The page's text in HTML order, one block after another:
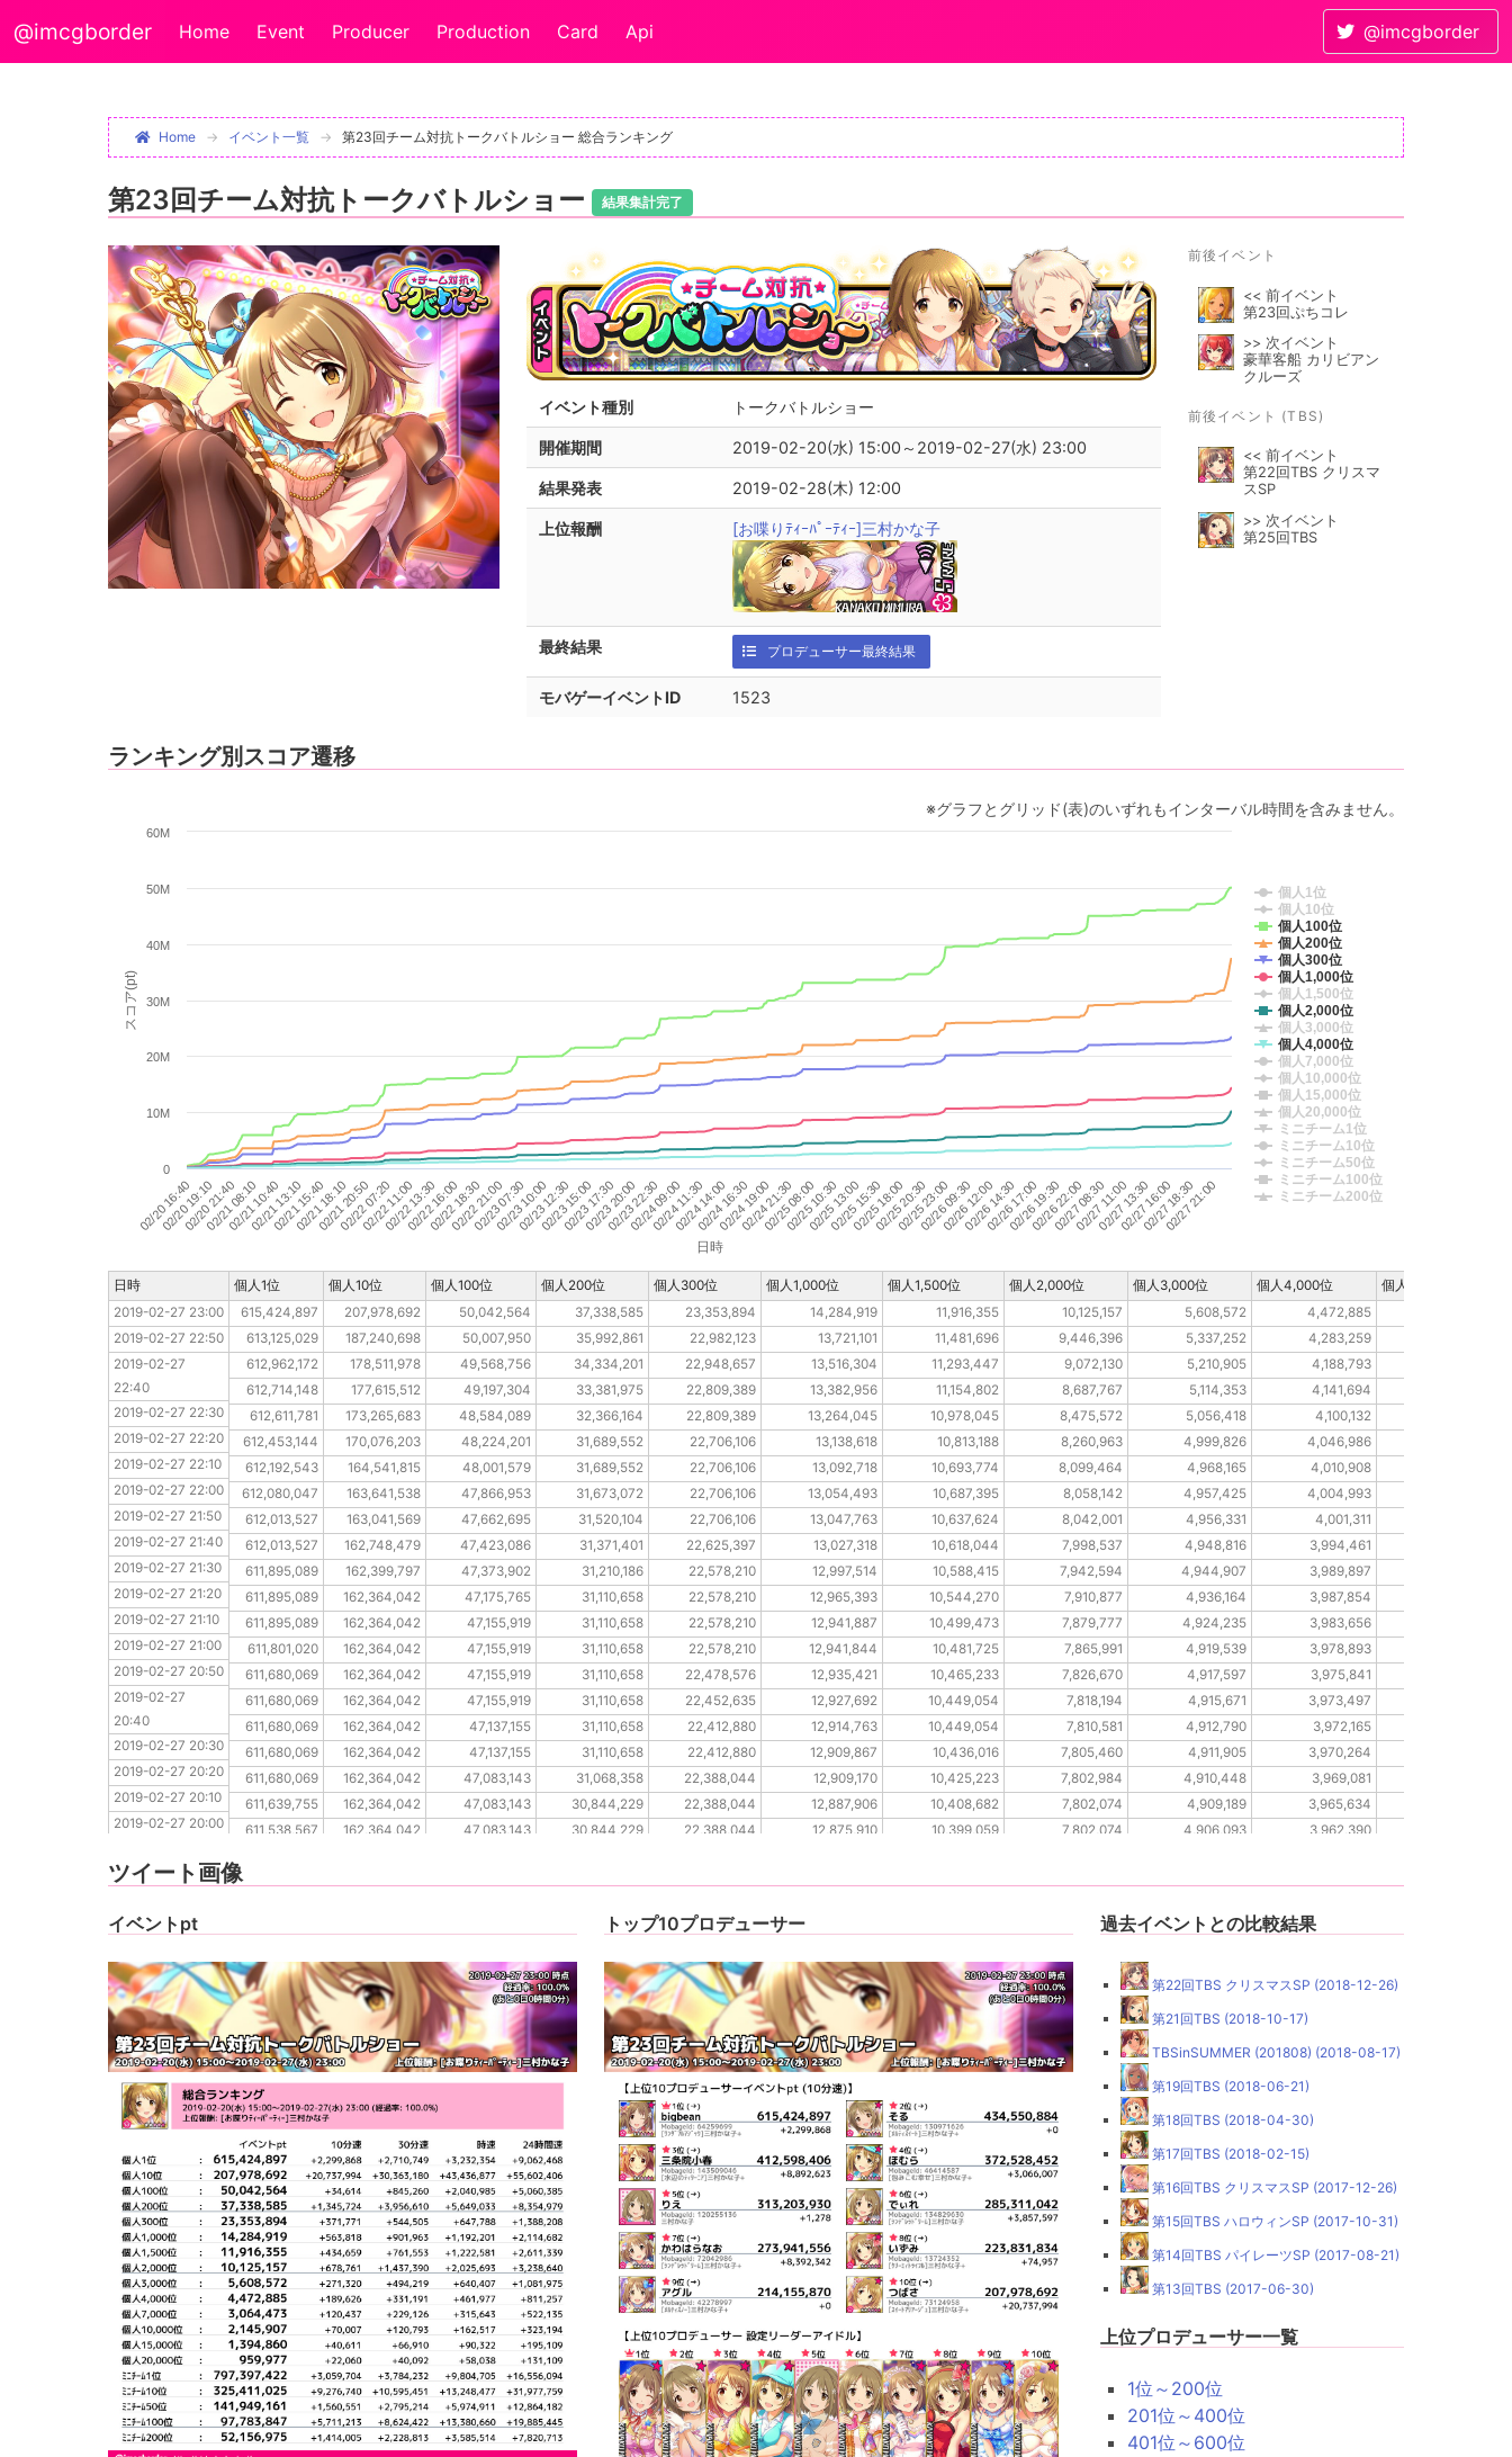
@imcgborder Home Event Producer Production Card Api @imcgborder
Home イベント一覧 第23回チーム対抗トークバトルショー 総合ランキング
第23回チーム対抗トークバトルショー 結果集計完了
イベント種別 トークバトルショー
開催期間 2019-02-20(水) 15:00～2019-02-27(水) 23:00
結果発表 2019-02-28(木) 12:00
上位報酬 [お喋りﾃｨｰﾊﾟｰﾃｨｰ]三村かな子
最終結果 プロデューサー最終結果
モバゲーイベントID 1523
前後イベント
<< 前イベント
第23回ぷちコレ
>> 次イベント
豪華客船 カリビアン
クルーズ
前後イベント (TBS)
<< 前イベント
第22回TBS クリスマ
スSP
>> 次イベント
第25回TBS
ランキング別スコア遷移
※グラフとグリッド(表)のいずれもインターバル時間を含みません。
日時
スコア(pt)
個人1位
個人10位
個人100位
個人200位
個人300位
個人1,000位
個人1,500位
個人2,000位
個人3,000位
個人4,000位
個人7,000位
個人10,000位
個人15,000位
個人20,000位
ミニチーム1位
ミニチーム10位
ミニチーム50位
ミニチーム100位
ミニチーム200位
02/20 16:40
02/20 19:10
02/20 21:40
02/21 08:10
02/21 10:40
02/21 13:10
02/21 15:40
02/21 18:10
02/21 20:50
02/22 07:20
02/22 11:00
02/22 13:30
02/22 16:00
02/22 18:30
02/22 21:00
02/23 07:30
02/23 10:00
02/23 12:30
02/23 15:00
02/23 17:30
02/23 20:00
02/23 22:30
02/24 09:00
02/24 11:30
02/24 14:00
02/24 16:30
02/24 19:00
02/24 21:30
02/25 08:00
02/25 10:30
02/25 13:00
02/25 15:30
02/25 18:00
02/25 20:30
02/25 23:00
02/26 09:30
02/26 12:00
02/26 14:30
02/26 17:00
02/26 19:30
02/26 22:00
02/27 08:30
02/27 11:00
02/27 13:30
02/27 16:00
02/27 18:30
02/27 21:00
0
10M
20M
30M
40M
50M
60M
2019-02-27 23:00 615,424,897 207,978,692 50,042,564 37,338,585 23,353,894 14,284,919 11,916,355 10,125,157 5,608,572 4,472,885
2019-02-27 22:50
613,125,029 187,240,698 50,007,950 35,992,861 22,982,123 13,721,101 11,481,696 9,446,396 5,337,252 4,283,259
2019-02-27 22:40
612,962,172 178,511,978 49,568,756 34,334,201 22,948,657 13,516,304 11,293,447 9,072,130 5,210,905 4,188,793
2019-02-27 22:30
612,714,148 177,615,512 49,197,304 33,381,975 22,809,389 13,382,956 11,154,802 8,687,767 5,114,353 4,141,694
2019-02-27 22:20
612,611,781 173,265,683 48,584,089 32,366,164 22,809,389 13,264,045 10,978,045 8,475,572 5,056,418 4,100,132
2019-02-27 22:10
612,453,144 170,076,203 48,224,201 31,689,552 22,706,106 13,138,618 10,813,188 8,260,963 4,999,826 4,046,986
2019-02-27 22:00
612,192,543 164,541,815 48,001,579 31,689,552 22,706,106 13,092,718 10,693,774 8,099,464 4,968,165 4,010,908
2019-02-27 21:50
612,080,047 163,641,538 47,866,953 31,673,072 22,706,106 13,054,493 10,687,395 8,058,142 4,957,425 4,004,993
2019-02-27 21:40
612,013,527 163,041,569 47,662,695 31,520,104 22,706,106 13,047,763 10,637,624 8,042,001 4,956,331 4,001,311
2019-02-27 21:30
612,013,527 162,748,479 47,423,086 31,371,401 22,625,397 13,027,318 10,618,044 7,998,537 4,948,816 3,994,461
2019-02-27 21:20
611,895,089 162,399,797 47,373,902 31,210,186 22,578,210 12,997,514 10,588,415 7,942,594 4,944,907 3,989,897
2019-02-27 21:10
611,895,089 162,364,042 47,175,765 31,110,658 22,578,210 12,965,393 10,544,270 7,910,877 4,936,164 3,987,854
2019-02-27 21:00
611,895,089 162,364,042 47,155,919 31,110,658 22,578,210 12,941,887 10,499,473 7,879,777 4,924,235 3,983,656
2019-02-27 20:50
611,801,020 162,364,042 47,155,919 31,110,658 22,578,210 12,941,844 10,481,725 7,865,991 4,919,539 3,978,893
2019-02-27 20:40
611,680,069 162,364,042 47,155,919 31,110,658 22,478,576 12,935,421 10,465,233 7,826,670 4,917,597 3,975,841
2019-02-27 20:30
611,680,069 162,364,042 47,155,919 31,110,658 22,452,635 12,927,692 10,449,054 7,818,194 4,915,671 3,973,497
2019-02-27 20:20
611,680,069 162,364,042 47,137,155 31,110,658 22,412,880 12,914,763 10,449,054 7,810,581 4,912,790 3,972,165
2019-02-27 20:10
611,680,069 162,364,042 47,137,155 31,110,658 22,412,880 12,909,867 10,436,016 7,805,460 4,911,905 3,970,264
2019-02-27 20:00
611,680,069 162,364,042 47,083,143 31,068,358 22,388,044 12,909,170 10,425,223 7,802,984 4,910,448 3,969,081
2019-02-27 19:50
611,639,755 162,364,042 47,083,143 30,844,229 22,388,044 12,887,906 10,408,682 7,802,074 4,909,189 3,965,634
2019-02-27 19:40
611,538,567 162,364,042 47,083,143 30,844,229 22,388,044 12,875,910 10,399,059 7,802,074 4,906,093 3,962,390
日時 個人1位 個人10位 個人100位 個人200位 個人300位 個人1,000位 個人1,500位 個人2,000位 個人3,000位 個人4,000位 個人7,000位
2019-02-27 23:00
2019-02-27 22:50
2019-02-27
22:40
2019-02-27 22:30
2019-02-27 22:20
2019-02-27 22:10
2019-02-27 22:00
2019-02-27 21:50
2019-02-27 21:40
2019-02-27 21:30
2019-02-27 21:20
2019-02-27 21:10
2019-02-27 21:00
2019-02-27 20:50
2019-02-27
20:40
2019-02-27 20:30
2019-02-27 20:20
2019-02-27 20:10
2019-02-27 20:00
2019-02-27 19:40
日時
ツイート画像
イベントpt トップ10プロデューサー 過去イベントとの比較結果
第22回TBS クリスマスSP (2018-12-26)
第21回TBS (2018-10-17)
TBSinSUMMER (201808) (2018-08-17)
第19回TBS (2018-06-21)
第18回TBS (2018-04-30)
第17回TBS (2018-02-15)
第16回TBS クリスマスSP (2017-12-26)
第15回TBS ハロウィンSP (2017-10-31)
第14回TBS パイレーツSP (2017-08-21)
第13回TBS (2017-06-30)
上位プロデューサー一覧
1位～200位
201位～400位
401位～600位